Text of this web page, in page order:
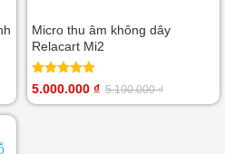
Micro thu âm không dây
Relacart Mi2
Được xếp
5.190.000₫
Giá
gốc
5.000.000 ₫
Giá
hiện